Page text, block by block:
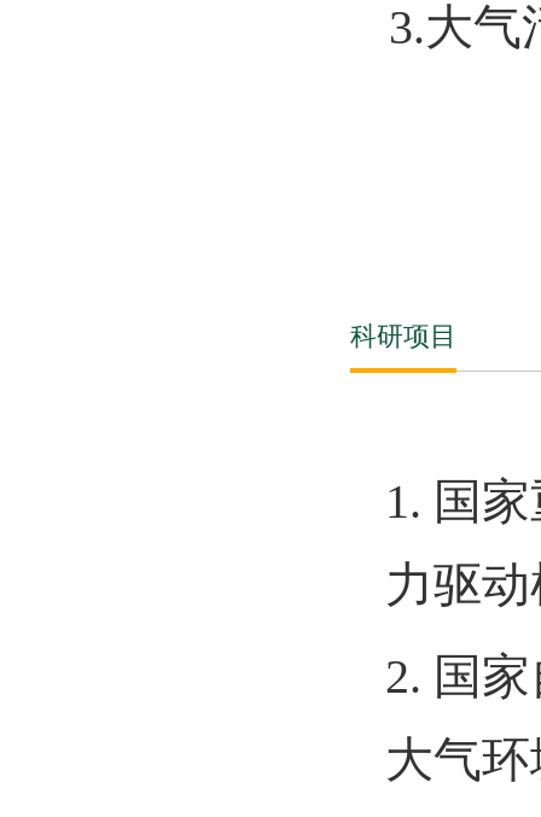
3.大气
科研项目
1. 国
力驱
2. 国
大气